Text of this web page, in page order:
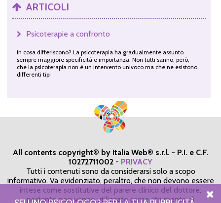
ARTICOLI
Psicoterapie a confronto
In cosa differiscono? La psicoterapia ha gradualmente assunto
sempre maggiore specificità e importanza. Non tutti sanno, però,
che la psicoterapia non è un intervento univoco ma che ne esistono
differenti tipi
All contents copyright© by Italia Web® s.r.l. - P.I. e C.F.
10272711002 - PRIVACY
Tutti i contenuti sono da considerarsi solo a scopo
informativo. Va evidenziato, peraltro, che non devono essere
intese come sostitutive del parere clinico del dottore,
pertanto non vanno utilizzate come strumento di